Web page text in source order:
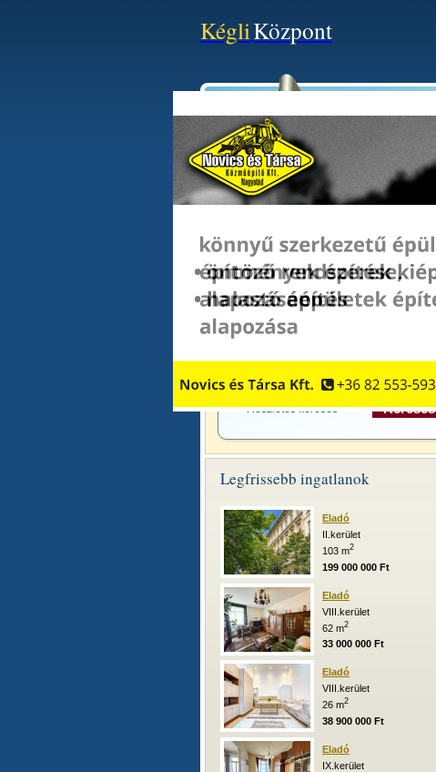
KégliKözpont
Minden Ingatlan Hirdetés
Kategória:
Szobaszám:
Részletes keresés >>
Legfrissebb ingatlanok
Eladó
II.kerület
103 m2
199 000 000 Ft
Eladó
VIII.kerület
62 m2
33 000 000 Ft
Eladó
VIII.kerület
26 m2
38 900 000 Ft
Eladó
IX.kerület